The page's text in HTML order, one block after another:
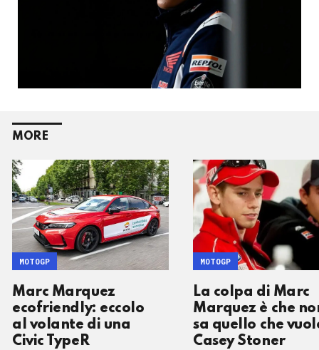
MORE
Marc Marquez
ecofriendly: eccolo
al volante di una
Civic TypeR
MOTOGP
La colpa di Marc
Marquez è che
sa quello che
Casey Stoner
MOTOGP